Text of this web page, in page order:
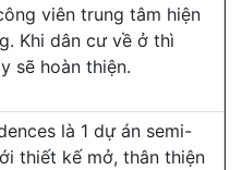
viên trung tâm hiện
Khi dân cư về ở thì
sẽ hoàn thiện.
là 1 dự án semi-
thiết kế mở, thân thiện